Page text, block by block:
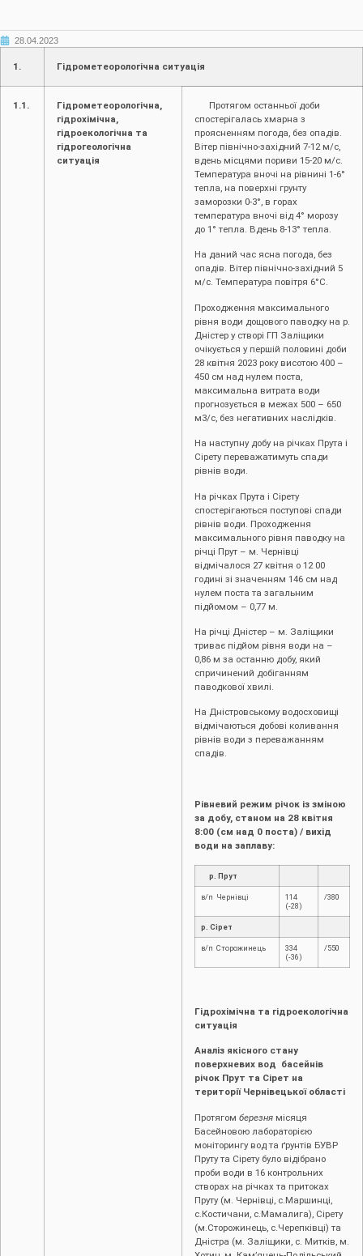
28.04.2023
1. Гідрометеорологічна ситуація
1.1.
Гідрометеорологічна,
гідрохімічна,
гідроекологічна та
гідрогеологічна
ситуація
Протягом останньої доби
спостерігалась хмарна з
проясненням погода, без опадів.
Вітер північно-західний 7-12 м/с,
вдень місцями пориви 15-20 м/с.
Температура вночі на рівнині 1-6°
тепла, на поверхні грунту
заморозки 0-3°, в горах
температура вночі від 4° морозу
до 1° тепла. Вдень 8-13° тепла.
На даний час ясна погода, без
опадів. Вітер північно-західний 5
м/с. Температура повітря 6°С.
Проходження максимального
рівня води дощового паводку на р.
Дністер у створі ГП Заліщики
очікується у першій половині доби
28 квітня 2023 року висотою 400 –
450 см над нулем поста,
максимальна витрата води
прогнозується в межах 500 – 650
м3/с, без негативних наслідків.
На наступну добу на річках Прута і
Сірету переважатимуть спади
рівнів води.
На річках Прута і Сірету
спостерігаються поступові спади
рівнів води. Проходження
максимального рівня паводку на
річці Прут – м. Чернівці
відмічалося 27 квітня о 12 00
годині зі значенням 146 см над
нулем поста та загальним
підйомом – 0,77 м.
На річці Дністер – м. Заліщики
триває підйом рівня води на –
0,86 м за останню добу, який
спричинений добіганням
паводкової хвилі.
На Дністровському водосховищі
відмічаються добові коливання
рівнів води з переважанням
спадів.
Рівневий режим річок із зміною
за добу, станом на 28 квітня
8:00 (см над 0 поста) / вихід
води на заплаву:
р. Прут
в/п Чернівці
114
(-28)
/380
р. Сірет
в/п Сторожинець
334
(-36)
/550
Гідрохімічна та гідроекологічна
ситуація
Аналіз якісного стану
поверхневих вод басейнів
річок Прут та Сірет на
території Чернівецької області
Протягом березня місяця
Басейновою лабораторією
моніторингу вод та ґрунтів БУВР
Пруту та Сірету було відібрано
проби води в 16 контрольних
створах на річках та притоках
Пруту (м. Чернівці, c.Маршинці,
с.Костичани, с.Мамалига), Сірету
(м.Сторожинець, с.Черепківці) та
Дністра (м. Заліщики, с. Митків, м.